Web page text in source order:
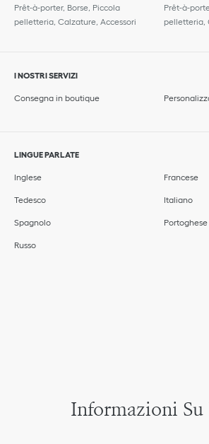
Prêt-à-porter, Borse, Piccola
pelletteria, Calzature, Accessori
Prêt-à-
pelletteria,
I NOSTRI SERVIZI
Consegna in boutique
LINGUE PARLATE
Inglese Francese
Tedesco Italiano
Spagnolo Portoghese
Russo
Informazioni